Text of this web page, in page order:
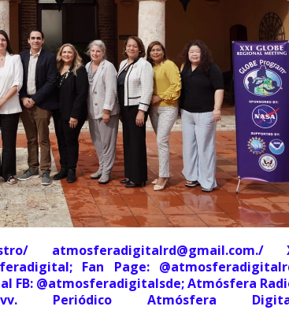
atmosferadigitalrd@gmail.com./
Fan Page:
FB: @atmosferadigitalsde; Atmósfera
Periódico Atmósfera